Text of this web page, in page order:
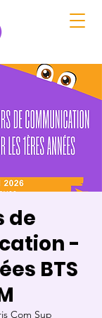
de
-
BTS
Com Sup